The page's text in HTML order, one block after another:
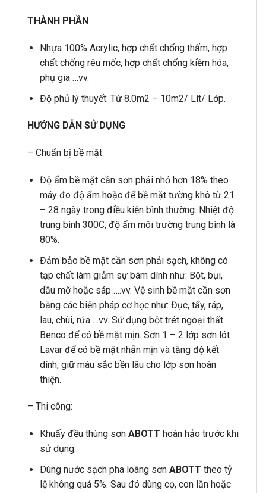
THÀNH PHẦN
Nhựa 100% Acrylic, hợp chất chống thấm, hợp
chất chống rêu mốc, hợp chất chống kiềm hóa,
phụ gia …vv.
Độ phủ lý thuyết: Từ 8.0m2 – 10m2/ Lít/ Lớp.
HƯỚNG DẪN SỬ DỤNG
– Chuẩn bị bề mặt:
Độ ẩm bề mặt cần sơn phải nhỏ hơn 18% theo
máy đo độ ẩm hoặc để bề mặt tường khô từ 21
– 28 ngày trong điều kiện bình thường: Nhiệt độ
trung bình 300C, độ ẩm môi trường trung bình là
80%.
Đảm bảo bề mặt cần sơn phải sạch, không có
tạp chất làm giảm sự bám dính như: Bột, bụi,
dầu mỡ hoặc sáp ….vv. Vệ sinh bề mặt cần sơn
bằng các biện pháp cơ học như: Đục, tẩy, ráp,
lau, chùi, rửa …vv. Sử dụng bột trét ngoại thất
Benco để có bề mặt mịn. Sơn 1 – 2 lớp sơn lót
Lavar để có bề mặt nhẵn mịn và tăng độ kết
dính, giữ màu sắc bền lâu cho lớp sơn hoàn
thiện.
– Thi công:
Khuấy đều thùng sơn ABOTT hoàn hảo trước khi
sử dụng.
Dùng nước sạch pha loãng sơn ABOTT theo tỷ
lệ không quá 5%. Sau đó dùng cọ, con lăn hoặc